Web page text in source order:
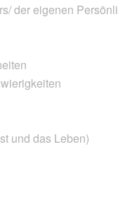
der eigenen
und das Leben)